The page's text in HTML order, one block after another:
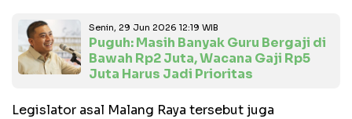
Senin, 29 Jun 2026 12:19 WIB
Puguh: Masih Banyak Guru Bergaji di
Bawah Rp2 Juta, Wacana Gaji Rp5
Juta Harus Jadi Prioritas
Legislator asal Malang Raya tersebut juga